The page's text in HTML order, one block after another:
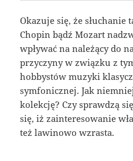
Okazuje się, że
Chopin bądź Mozart
wpływać na należący do
przyczyny w związku z
hobbystów muzyki
symfonicznej. Jak
kolekcję? Czy sprawdzą
się, iż zainteresowanie
też lawinowo wzrasta.